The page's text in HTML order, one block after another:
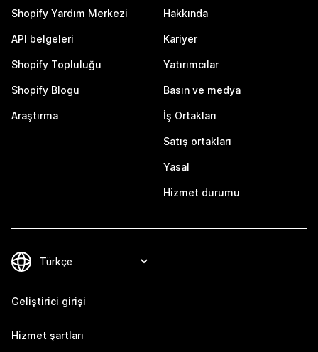
Shopify Yardım Merkezi
API belgeleri
Shopify Topluluğu
Shopify Blogu
Araştırma
Hakkında
Kariyer
Yatırımcılar
Basın ve medya
İş Ortakları
Satış ortakları
Yasal
Hizmet durumu
Geliştirici girişi
Hizmet şartları